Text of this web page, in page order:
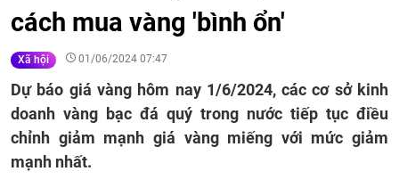
cách mua vàng 'bình ổn'
Xã hội 01/06/2024 07:47
Dự báo giá vàng hôm nay 1/6/2024, các cơ sở kinh
doanh vàng bạc đá quý trong nước tiếp tục điều
chỉnh giảm mạnh giá vàng miếng với mức giảm
mạnh nhất.